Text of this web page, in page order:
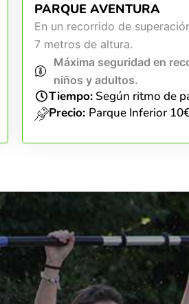
PARQUE AVENTURA
En un recorrido de
7 metros de altura.
Máxima seguridad en
niños y adultos.
Tiempo:Según ritmo de
Precio: Parque Inferior